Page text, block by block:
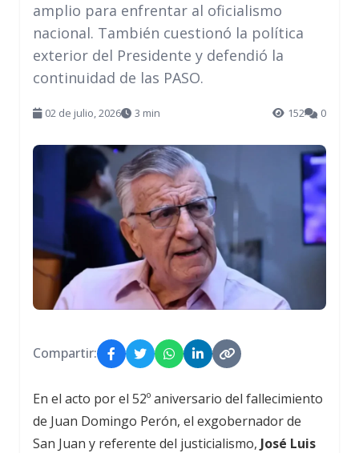
amplio para enfrentar al oficialismo
nacional. También cuestionó la política
exterior del Presidente y defendió la
continuidad de las PASO.
02 de julio, 2026 3 min 152 0
Compartir:
En el acto por el 52º aniversario del fallecimiento
de Juan Domingo Perón, el exgobernador de
San Juan y referente del justicialismo, José Luis